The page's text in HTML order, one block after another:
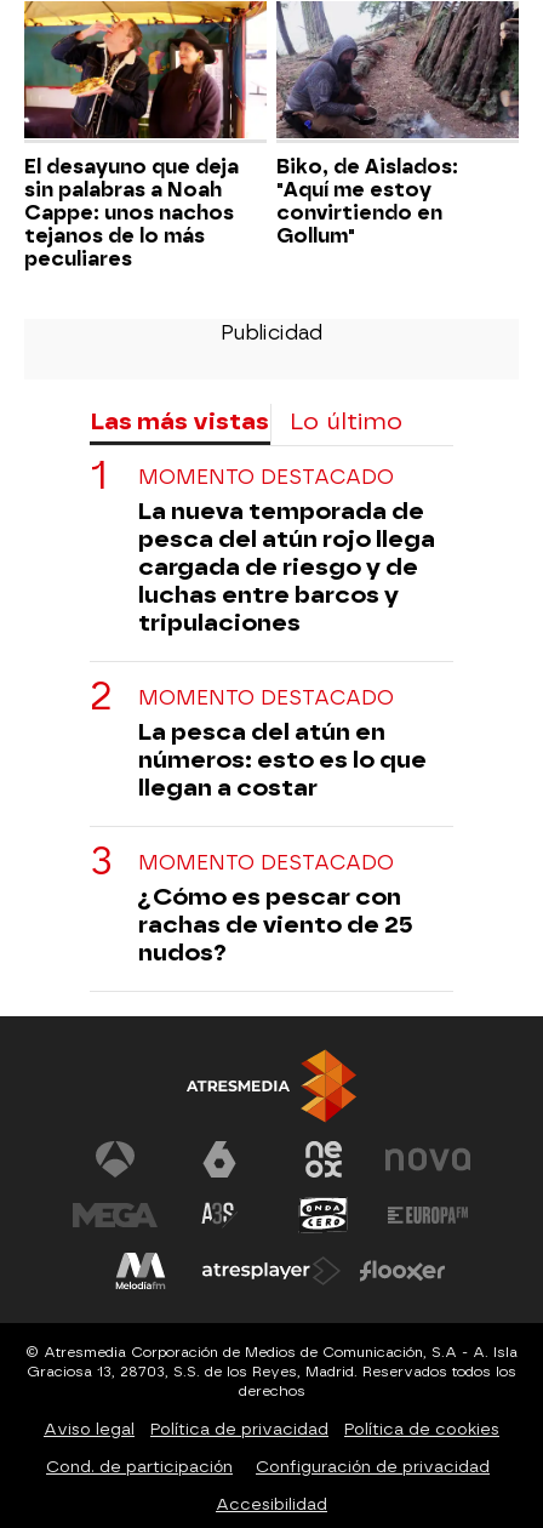
El desayuno que deja
sin palabras a Noah
Cappe: unos nachos
tejanos de lo más
peculiares
Biko, de Aislados:
"Aquí me estoy
convirtiendo en
Gollum"
Las más vistas Lo último
MOMENTO DESTACADO
La nueva temporada de
pesca del atún rojo llega
cargada de riesgo y de
luchas entre barcos y
tripulaciones
MOMENTO DESTACADO
La pesca del atún en
números: esto es lo que
llegan a costar
MOMENTO DESTACADO
¿Cómo es pescar con
rachas de viento de 25
nudos?
© Atresmedia Corporación de Medios de Comunicación, S.A - A. Isla
Graciosa 13, 28703, S.S. de los Reyes, Madrid. Reservados todos los
derechos
Aviso legal Política de privacidad Política de cookies
Cond. de participación Configuración de privacidad
Accesibilidad